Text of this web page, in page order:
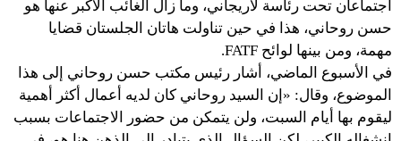
اجتماعان تحت رئاسة لاريجاني، وما زال الغائب الأكبر عنها هو
حسن روحاني، هذا في حين تناولت هاتان الجلستان قضايا
مهمة، ومن بينها لوائح FATF.
في الأسبوع الماضي، أشار رئيس مكتب حسن روحاني إلى هذا
الموضوع، وقال: «إن السيد روحاني كان لديه أعمال أكثر أهمية
ليقوم بها أيام السبت، ولن يتمكن من حضور الاجتماعات بسبب